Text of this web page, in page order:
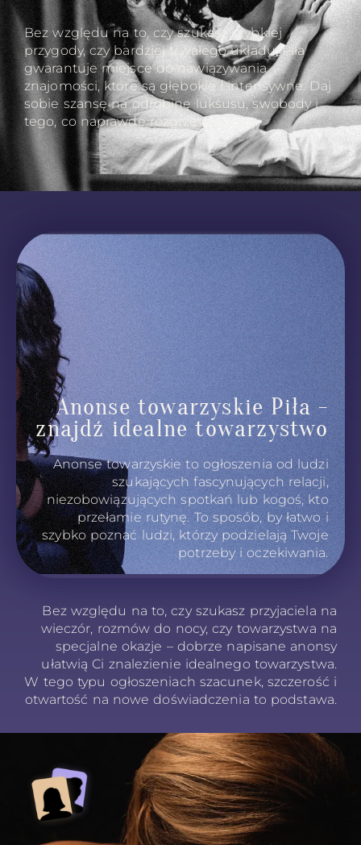
Bez względu na to, czy szukasz szybkiej
przygody, czy bardziej trwałego układu, Piła
gwarantuje miejsce do nawiązywania
znajomości, które są głębokie i intensywne. Daj
sobie szansę na odrobinę luksusu, swobody i
tego, co naprawdę rozgrzewa serce.
Anonse towarzyskie Piła -
znajdź idealne towarzystwo
Anonse towarzyskie to ogłoszenia od ludzi
szukających fascynujących relacji,
niezobowiązujących spotkań lub kogoś, kto
przełamie rutynę. To sposób, by łatwo i
szybko poznać ludzi, którzy podzielają Twoje
potrzeby i oczekiwania.
Bez względu na to, czy szukasz przyjaciela na
wieczór, rozmów do nocy, czy towarzystwa na
specjalne okazje – dobrze napisane anonsy
ułatwią Ci znalezienie idealnego towarzystwa.
W tego typu ogłoszeniach szacunek, szczerość i
otwartość na nowe doświadczenia to podstawa.